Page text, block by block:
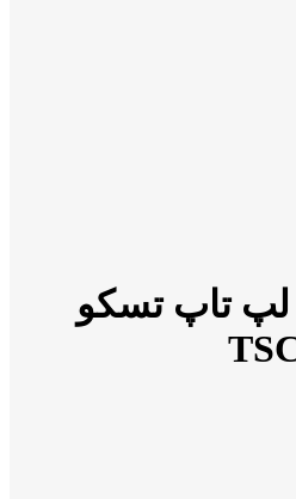
لپ تاپ تسکو